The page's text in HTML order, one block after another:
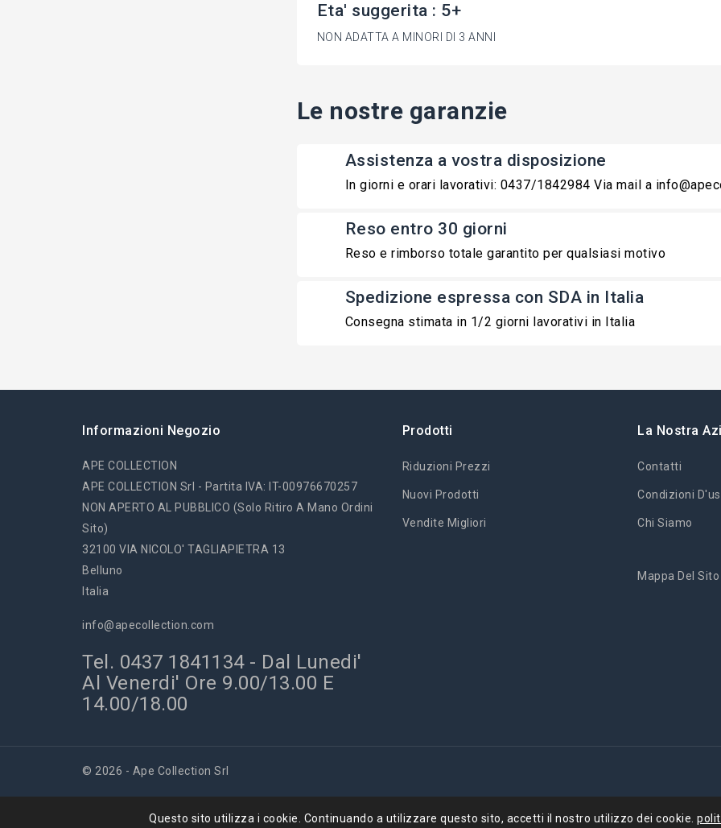
Eta' suggerita : 5+
NON ADATTA A MINORI DI 3 ANNI
Le nostre garanzie
Assistenza a vostra disposizione
In giorni e orari lavorativi: 0437/1842984 Via mail a
Reso entro 30 giorni
Reso e rimborso totale garantito per qualsiasi motivo
Spedizione espressa con SDA in Italia
Consegna stimata in 1/2 giorni lavorativi in Italia
Informazioni Negozio
APE COLLECTION
APE COLLECTION Srl - Partita IVA: IT-00976670257
NON APERTO AL PUBBLICO (solo Ritiro A Mano Ordini
Sito)
32100 VIA NICOLO' TAGLIAPIETRA 13
Belluno
Italia
info@apecollection.com
Tel. 0437 1841134 - Dal Lunedi'
Al Venerdi' Ore 9.00/13.00 E
14.00/18.00
Prodotti
Riduzioni Prezzi
Nuovi Prodotti
Vendite Migliori
La Nostra
Contatti
Condizioni
Chi Siamo
Mappa Del Sito
Questo sito utilizza i cookie. Continuando a utilizzare questo sito, accetti il ​​nostro utilizzo dei cookie.
© 2026 - Ape Collection Srl